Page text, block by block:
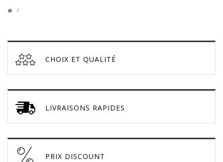
CHOIX ET QUALITÉ
LIVRAISONS RAPIDES
PRIX DISCOUNT